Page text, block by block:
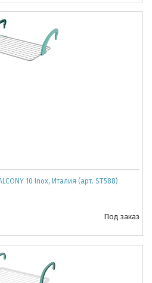
10 Inox, Италия (арт. ST588)
Под заказ